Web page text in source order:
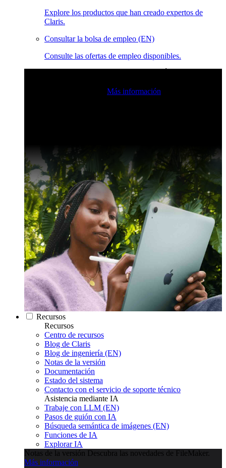
Explore los productos que han creado expertos de
Claris.
Consultar la bolsa de empleo (EN)
Consulte las ofertas de empleo disponibles.
Más información
Recursos
Recursos
Centro de recursos
Blog de Claris
Blog de ingeniería (EN)
Notas de la versión
Documentación
Estado del sistema
Contacto con el servicio de soporte técnico
Asistencia mediante IA
Trabaje con LLM (EN)
Pasos de guión con IA
Búsqueda semántica de imágenes (EN)
Funciones de IA
Explorar IA
Notas de la versión Descubra las novedades de FileMaker.
Más información